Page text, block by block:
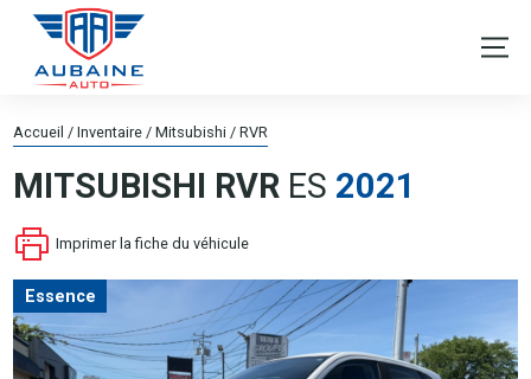
Accueil / Inventaire / Mitsubishi / RVR
MITSUBISHI RVR ES 2021
Imprimer la fiche du véhicule
Essence